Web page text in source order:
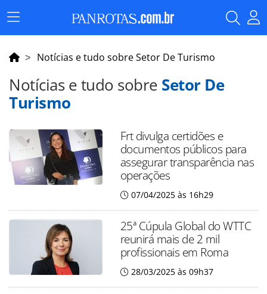
Menu
Principal
Notícias e tudo sobre Setor De Turismo
Notícias e tudo sobre Setor De
Turismo
Frt divulga certidões e
documentos públicos para
assegurar transparência nas
operações
07/04/2025 às 16h29
25ª Cúpula Global do WTTC
reunirá mais de 2 mil
profissionais em Roma
28/03/2025 às 09h37